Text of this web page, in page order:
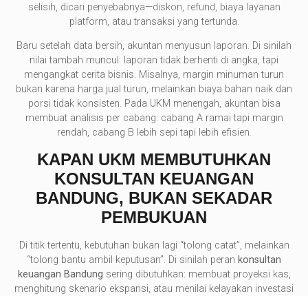
selisih, dicari penyebabnya—diskon, refund, biaya layanan
platform, atau transaksi yang tertunda.
Baru setelah data bersih, akuntan menyusun laporan. Di sinilah
nilai tambah muncul: laporan tidak berhenti di angka, tapi
mengangkat cerita bisnis. Misalnya, margin minuman turun
bukan karena harga jual turun, melainkan biaya bahan naik dan
porsi tidak konsisten. Pada UKM menengah, akuntan bisa
membuat analisis per cabang: cabang A ramai tapi margin
rendah, cabang B lebih sepi tapi lebih efisien.
KAPAN UKM MEMBUTUHKAN
KONSULTAN KEUANGAN
BANDUNG, BUKAN SEKADAR
PEMBUKUAN
Di titik tertentu, kebutuhan bukan lagi “tolong catat”, melainkan
“tolong bantu ambil keputusan”. Di sinilah peran konsultan
keuangan Bandung sering dibutuhkan: membuat proyeksi kas,
menghitung skenario ekspansi, atau menilai kelayakan investasi